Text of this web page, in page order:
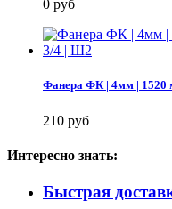
0 руб
Фанера ФК | 4мм | 1520
210 руб
Интересно знать:
Быстрая